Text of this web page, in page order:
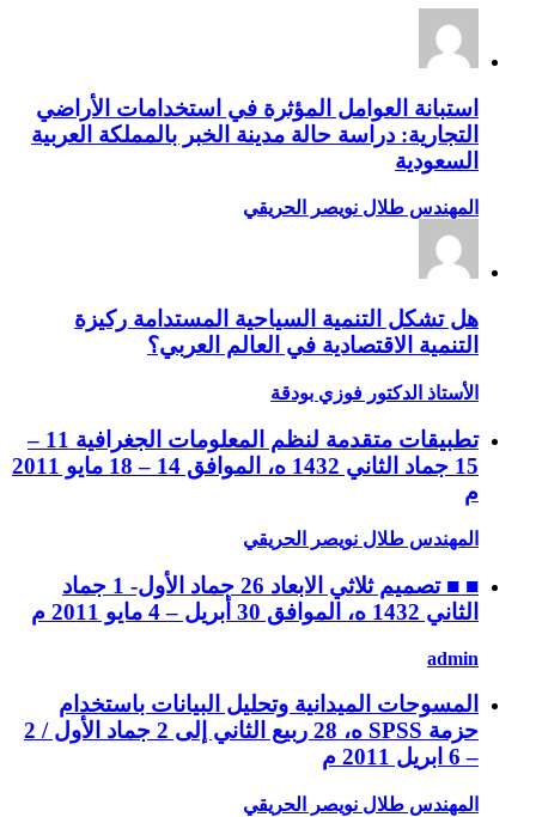
استبانة العوامل المؤثرة في استخدامات الأراضي
التجارية: دراسة حالة مدينة الخبر بالمملكة العربية
السعودية
المهندس طلال نويصر الحريقي
هل تشكل التنمية السياحية المستدامة ركيزة
التنمية الاقتصادية في العالم العربي؟
الأستاذ الدكتور فوزي بودقة
تطبيقات متقدمة لنظم المعلومات الجغرافية 11 –
15 جماد الثاني 1432 ه، الموافق 14 – 18 مايو 2011
م
المهندس طلال نويصر الحريقي
■ ■ تصميم ثلاثي الابعاد 26 جماد الأول- 1 جماد
الثاني 1432 ه، الموافق 30 أبريل – 4 مايو 2011 م
admin
المسوحات الميدانية وتحليل البيانات باستخدام
حزمة SPSS ه، 28 ربيع الثاني إلى 2 جماد الأول / 2
– 6 ابريل 2011 م
المهندس طلال نويصر الحريقي